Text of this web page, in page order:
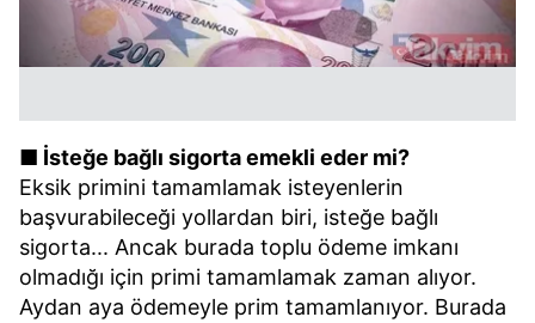
■ İsteğe bağlı sigorta emekli eder mi?
Eksik primini tamamlamak isteyenlerin
başvurabileceği yollardan biri, isteğe bağlı
sigorta... Ancak burada toplu ödeme imkanı
olmadığı için primi tamamlamak zaman alıyor.
Aydan aya ödemeyle prim tamamlanıyor. Burada